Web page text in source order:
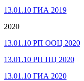
13.01.10 ГИА 2019
2020
13.01.10 РП ООЦ 2020
13.01.10 РП ПЦ 2020
13.01.10 ГИА 2020